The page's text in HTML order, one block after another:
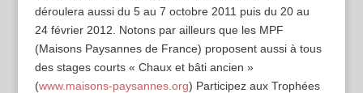
déroulera aussi du 5 au 7 octobre 2011 puis du 20 au
24 février 2012. Notons par ailleurs que les MPF
(Maisons Paysannes de France) proposent aussi à tous
des stages courts « Chaux et bâti ancien »
(www.maisons-paysannes.org) Participez aux Trophées